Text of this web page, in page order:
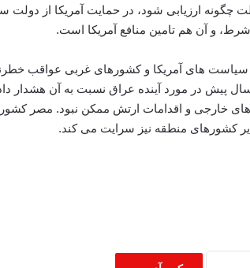
ارزیابی شود، در حمایت آمریکا از دولت
و آن هم تامین منافع آمریکا است.
های آمریکا و کشورهای غربی عواقب
این کشور به ارمغان خواهد آورد، همان چیزی که 10 سال پیش در مورد آینده عراق نسبت به آن
بدون حمایت های خارجی و اقدامات ارتش ممکن نبود. مصر
کشورهای منطقه نیز سرایت می کند.